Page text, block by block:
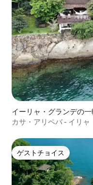
イーリャ・グランデの一
カサ・アリペバ - イリ
ゲストチョイス
ゲストチョイス